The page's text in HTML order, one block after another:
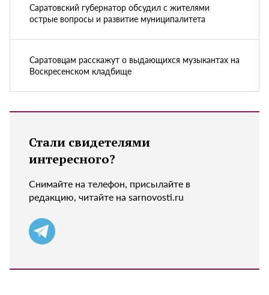
Саратовский губернатор обсудил с жителями
острые вопросы и развитие муниципалитета
Саратовцам расскажут о выдающихся музыкантах на
Воскресенском кладбище
Стали свидетелями
интересного?
Снимайте на телефон, присылайте в
редакцию, читайте на sarnovosti.ru